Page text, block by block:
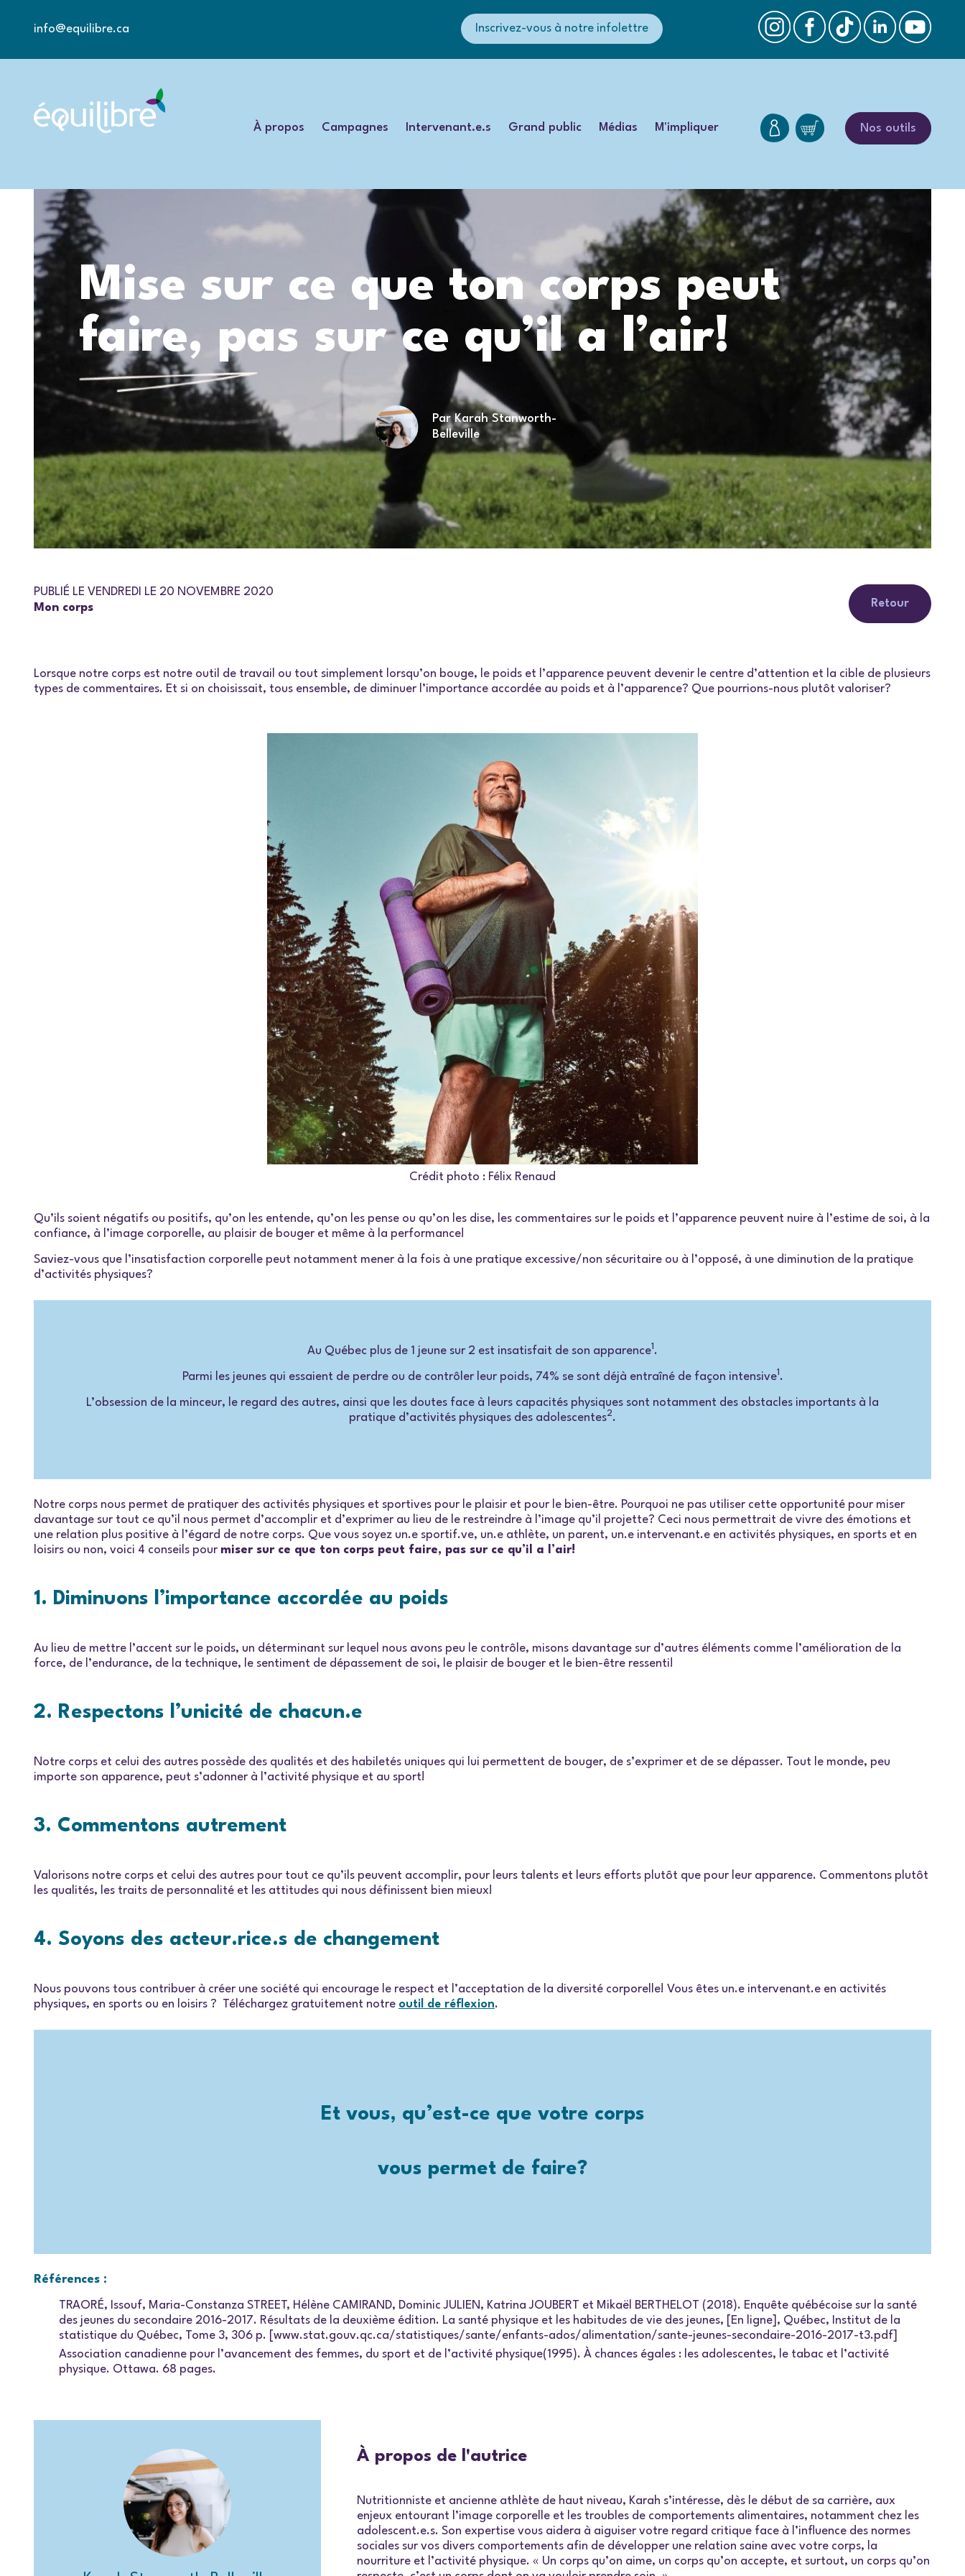
info@equilibre.ca Inscrivez-vous à notre infolettre
À propos Campagnes Intervenant.e.s Grand public Médias M'impliquer Nos outils
Mise sur ce que ton corps peut
faire, pas sur ce qu’il a l’air!
Par Karah Stanworth-
Belleville
PUBLIÉ LE VENDREDI LE 20 NOVEMBRE 2020
Mon corps
Retour
Lorsque notre corps est notre outil de travail ou tout simplement lorsqu’on bouge, le poids et l’apparence peuvent devenir le centre d’attention et la cible de plusieurs
types de commentaires. Et si on choisissait, tous ensemble, de diminuer l’importance accordée au poids et à l’apparence? Que pourrions-nous plutôt valoriser?
Crédit photo : Félix Renaud
Qu’ils soient négatifs ou positifs, qu’on les entende, qu’on les pense ou qu’on les dise, les commentaires sur le poids et l’apparence peuvent nuire à l’estime de soi, à la
confiance, à l’image corporelle, au plaisir de bouger et même à la performance!
Saviez-vous que l’insatisfaction corporelle peut notamment mener à la fois à une pratique excessive/non sécuritaire ou à l’opposé, à une diminution de la pratique
d’activités physiques?
Au Québec plus de 1 jeune sur 2 est insatisfait de son apparence1 .
Parmi les jeunes qui essaient de perdre ou de contrôler leur poids, 74% se sont déjà entraîné de façon intensive1 .
L’obsession de la minceur, le regard des autres, ainsi que les doutes face à leurs capacités physiques sont notamment des obstacles importants à la
pratique d’activités physiques des adolescentes2.
Notre corps nous permet de pratiquer des activités physiques et sportives pour le plaisir et pour le bien-être. Pourquoi ne pas utiliser cette opportunité pour miser
davantage sur tout ce qu’il nous permet d’accomplir et d’exprimer au lieu de le restreindre à l’image qu’il projette? Ceci nous permettrait de vivre des émotions et
une relation plus positive à l’égard de notre corps. Que vous soyez un.e sportif.ve, un.e athlète, un parent, un.e intervenant.e en activités physiques, en sports et en
loisirs ou non, voici 4 conseils pour miser sur ce que ton corps peut faire, pas sur ce qu’il a l’air!
1. Diminuons l’importance accordée au poids
Au lieu de mettre l’accent sur le poids, un déterminant sur lequel nous avons peu le contrôle, misons davantage sur d’autres éléments comme l’amélioration de la
force, de l’endurance, de la technique, le sentiment de dépassement de soi, le plaisir de bouger et le bien-être ressenti!
2. Respectons l’unicité de chacun.e
Notre corps et celui des autres possède des qualités et des habiletés uniques qui lui permettent de bouger, de s’exprimer et de se dépasser. Tout le monde, peu
importe son apparence, peut s’adonner à l’activité physique et au sport!
3. Commentons autrement
Valorisons notre corps et celui des autres pour tout ce qu’ils peuvent accomplir, pour leurs talents et leurs efforts plutôt que pour leur apparence. Commentons plutôt
les qualités, les traits de personnalité et les attitudes qui nous définissent bien mieux!
4. Soyons des acteur.rice.s de changement
Nous pouvons tous contribuer à créer une société qui encourage le respect et l’acceptation de la diversité corporelle! Vous êtes un.e intervenant.e en activités
physiques, en sports ou en loisirs ? Téléchargez gratuitement notre outil de réflexion.
Et vous, qu’est-ce que votre corps
vous permet de faire?
Références :
TRAORÉ, Issouf, Maria-Constanza STREET, Hélène CAMIRAND, Dominic JULIEN, Katrina JOUBERT et Mikaël BERTHELOT (2018). Enquête québécoise sur la santé
des jeunes du secondaire 2016-2017. Résultats de la deuxième édition. La santé physique et les habitudes de vie des jeunes, [En ligne], Québec, Institut de la
statistique du Québec, Tome 3, 306 p. [www.stat.gouv.qc.ca/statistiques/sante/enfants-ados/alimentation/sante-jeunes-secondaire-2016-2017-t3.pdf]
Association canadienne pour l’avancement des femmes, du sport et de l’activité physique(1995). À chances égales : les adolescentes, le tabac et l’activité
physique. Ottawa. 68 pages.
À propos de l'autrice
Nutritionniste et ancienne athlète de haut niveau, Karah s’intéresse, dès le début de sa carrière, aux
enjeux entourant l’image corporelle et les troubles de comportements alimentaires, notamment chez les
adolescent.e.s. Son expertise vous aidera à aiguiser votre regard critique face à l’influence des normes
sociales sur vos divers comportements afin de développer une relation saine avec votre corps, la
nourriture et l’activité physique. « Un corps qu’on aime, un corps qu’on accepte, et surtout, un corps qu’on